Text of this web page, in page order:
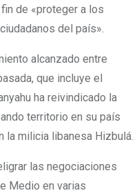
de «proteger a los
del país».
alcanzado entre
que incluye el
ha reivindicado la
territorio en su país
la milicia libanesa Hizbulá.
las negociaciones
Medio en varias